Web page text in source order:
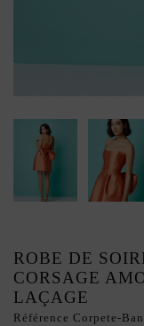
ROBE DE
CORSAGE
LAÇAGE
Référence Corpete-